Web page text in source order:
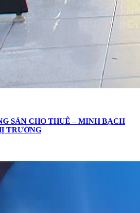
SẢN CHO THUÊ – MINH BẠCH
TRƯỜNG